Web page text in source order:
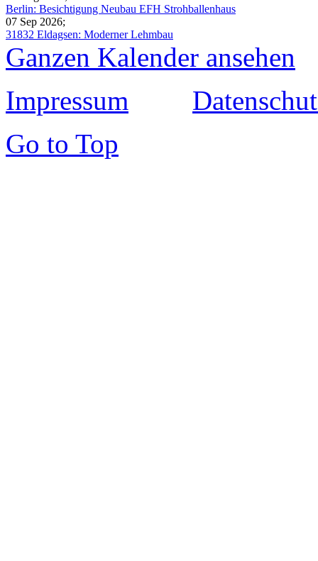
Berlin: Besichtigung Neubau EFH Strohballenhaus
07 Sep 2026;
31832 Eldagsen: Moderner Lehmbau
Ganzen Kalender ansehen
Impressum
Go to Top